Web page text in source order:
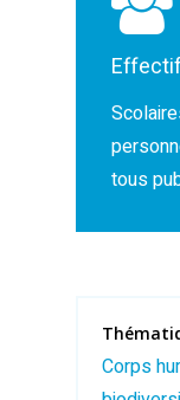
Effectif
tous
Corps